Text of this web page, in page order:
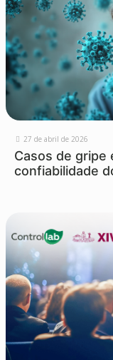
27 de abril de 2026
Casos de gripe
confiabilidade